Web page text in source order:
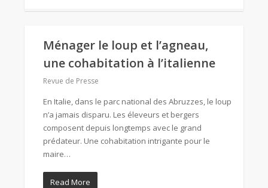
Ménager le loup et l’agneau,
une cohabitation à l’italienne
Revue de Presse
En Italie, dans le parc national des Abruzzes, le loup
n’a jamais disparu. Les éleveurs et bergers
composent depuis longtemps avec le grand
prédateur. Une cohabitation intrigante pour le
maire…
Read More